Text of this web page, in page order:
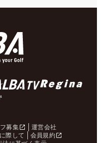
募集
運営会社
際して
会員規約